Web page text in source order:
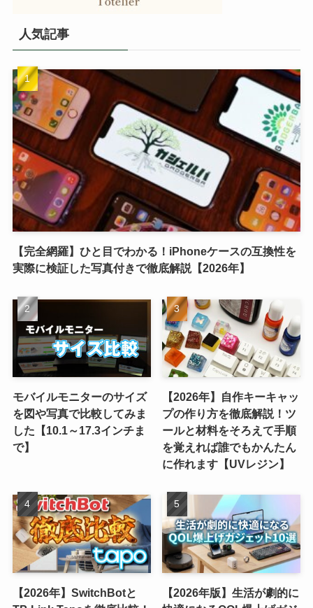
人気記事
【完全網羅】ひと目でわかる！iPhoneケースの互換性を
実際に検証した写真付きで徹底解説【2026年】
モバイルモニターのサイズ
を図や写真で比較してみま
した【10.1～17.3インチま
で】
【2026年】自作キーキャッ
プの作り方を徹底解説！ツ
ールと材料をそろえて手順
を覚えれば誰でもかんたん
に作れます【UVレジン】
【2026年】SwitchBotと
【2026年版】生活が劇的に